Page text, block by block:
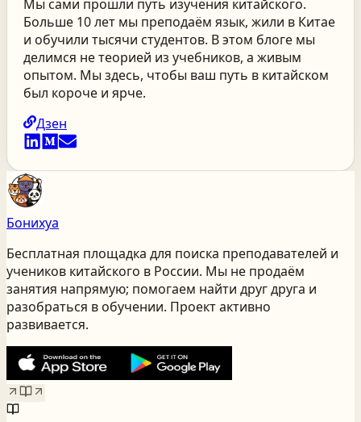
Мы сами прошли путь изучения китайского.
Больше 10 лет мы преподаём язык, жили в Китае
и обучили тысячи студентов. В этом блоге мы
делимся не теорией из учебников, а живым
опытом. Мы здесь, чтобы ваш путь в китайском
был короче и ярче.
Дзен
Бонихуа
Бесплатная площадка для поиска преподавателей и
учеников китайского в России. Мы не продаём
занятия напрямую; помогаем найти друг друга и
разобраться в обучении. Проект активно
развивается.